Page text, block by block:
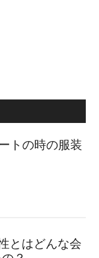
トの時の服装
とはどんな会